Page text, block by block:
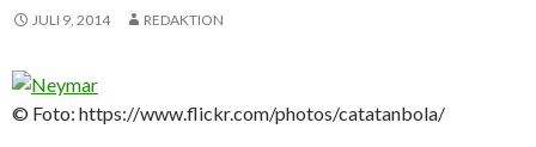
JULI 9, 2014 REDAKTION
© Foto: https://www.flickr.com/photos/catatanbola/